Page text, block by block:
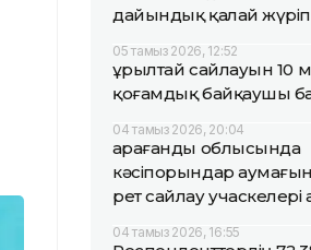
дайындық қалай
05 тамыз 2026, 12:52
Құрылтай сайлауын 10
қоғамдық байқаушы
04 тамыз 2026, 20:04
Қарағанды облысында
кәсіпорындар
рет сайлау
04 тамыз 2026, 16:55